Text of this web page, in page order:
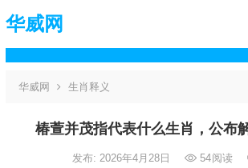
华威网
华威网 生肖释义
椿萱并茂指代表什么生肖，公布
发布: 2026年4月28日 54阅读